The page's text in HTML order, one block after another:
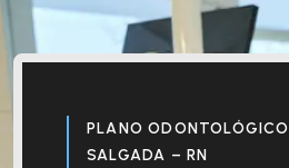
PLANO
SALGADA – RN